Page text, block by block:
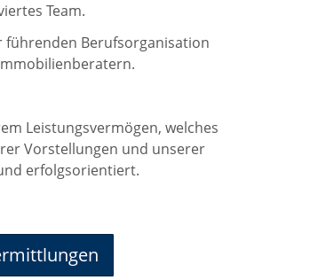
Team.
führenden Berufsorganisation
Leistungsvermögen, welches
Vorstellungen und unserer
erfolgsorientiert.